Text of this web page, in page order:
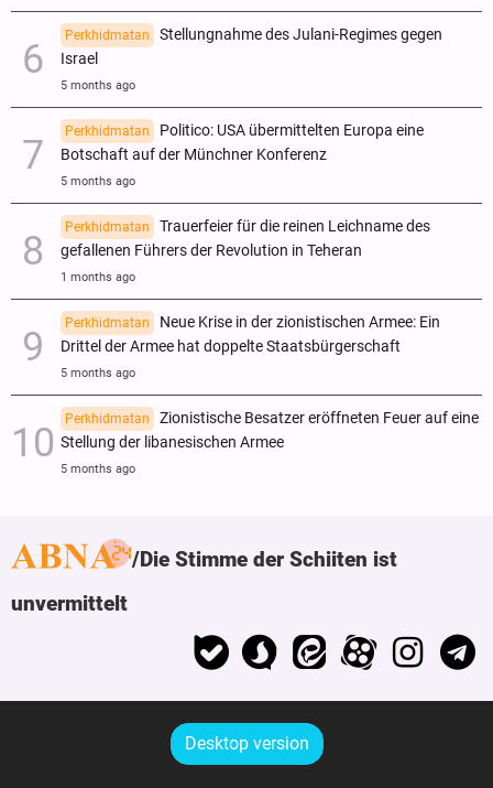
Perkhidmatan
Stellungnahme des Julani-Regimes gegen
Israel
5 months ago
Perkhidmatan
Politico: USA übermittelten Europa eine
Botschaft auf der Münchner Konferenz
5 months ago
Perkhidmatan
Trauerfeier für die reinen Leichname des
gefallenen Führers der Revolution in Teheran
1 months ago
Perkhidmatan
Neue Krise in der zionistischen Armee: Ein
Drittel der Armee hat doppelte Staatsbürgerschaft
5 months ago
Perkhidmatan
Zionistische Besatzer eröffneten Feuer auf eine
Stellung der libanesischen Armee
5 months ago
Die Stimme der Schiiten ist
unvermittelt
Desktop version